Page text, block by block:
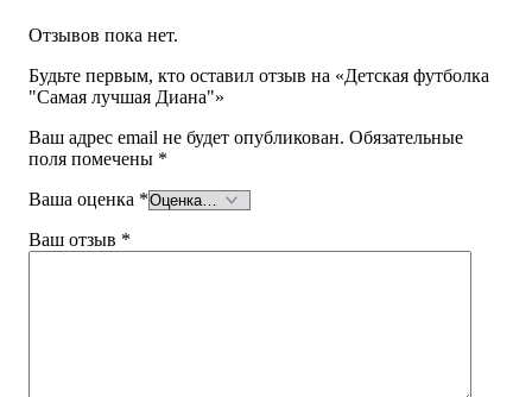
Отзывов пока нет.
Будьте первым, кто оставил отзыв на «Детская футболка
"Самая лучшая Диана"»
Ваш адрес email не будет опубликован. Обязательные
поля помечены *
Ваша оценка *
Ваш отзыв *